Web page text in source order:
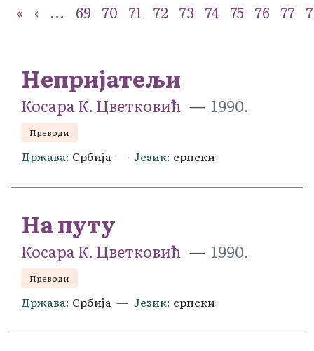
« ‹ ... 69 70 71 72 73 74 75 76 77
Непријатељи
Косара К. Цветковић 1990.
Преводи
Држава Србија Језик српски
На путу
Косара К. Цветковић 1990.
Преводи
Држава Србија Језик српски